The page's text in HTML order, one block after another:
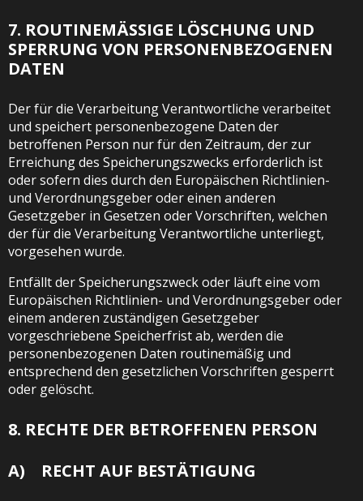
7. ROUTINEMÄSSIGE LÖSCHUNG UND S
PERRUNG VON PERSONENBEZOGENEN D
ATEN
Der für die Verarbeitung Verantwortliche verarbeitet
und speichert personenbezogene Daten der
betroffenen Person nur für den Zeitraum, der zur
Erreichung des Speicherungszwecks erforderlich ist
oder sofern dies durch den Europäischen Richtlinien-
und Verordnungsgeber oder einen anderen
Gesetzgeber in Gesetzen oder Vorschriften, welchen
der für die Verarbeitung Verantwortliche unterliegt,
vorgesehen wurde.
Entfällt der Speicherungszweck oder läuft eine vom
Europäischen Richtlinien- und Verordnungsgeber oder
einem anderen zuständigen Gesetzgeber
vorgeschriebene Speicherfrist ab, werden die
personenbezogenen Daten routinemäßig und
entsprechend den gesetzlichen Vorschriften gesperrt
oder gelöscht.
8. RECHTE DER BETROFFENEN PERSON
A) RECHT AUF BESTÄTIGUNG